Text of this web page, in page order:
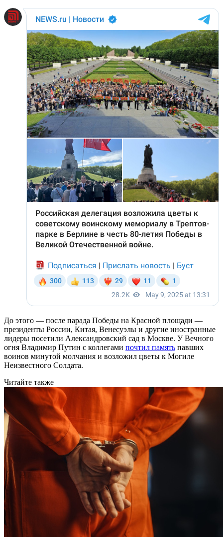
До этого — после парада Победы на Красной площади —
президенты России, Китая, Венесуэлы и другие иностранные
лидеры посетили Александровский сад в Москве. У Вечного
огня Владимир Путин с коллегами почтил память павших
воинов минутой молчания и возложил цветы к Могиле
Неизвестного Солдата.
Читайте также